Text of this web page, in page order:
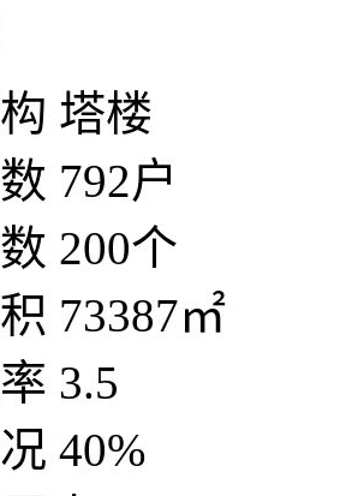
塔楼
792户
200个
73387㎡
3.5
40%